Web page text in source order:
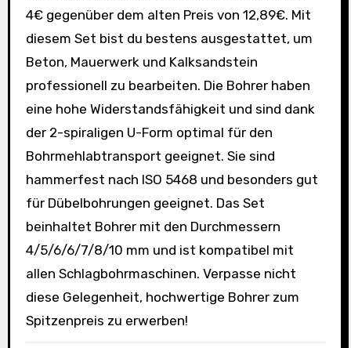
4€ gegenüber dem alten Preis von 12,89€. Mit
diesem Set bist du bestens ausgestattet, um
Beton, Mauerwerk und Kalksandstein
professionell zu bearbeiten. Die Bohrer haben
eine hohe Widerstandsfähigkeit und sind dank
der 2-spiraligen U-Form optimal für den
Bohrmehlabtransport geeignet. Sie sind
hammerfest nach ISO 5468 und besonders gut
für Dübelbohrungen geeignet. Das Set
beinhaltet Bohrer mit den Durchmessern
4/5/6/6/7/8/10 mm und ist kompatibel mit
allen Schlagbohrmaschinen. Verpasse nicht
diese Gelegenheit, hochwertige Bohrer zum
Spitzenpreis zu erwerben!